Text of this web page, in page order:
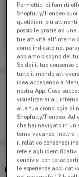
Ci dispiace, al
volantini
Porta
Puoi
salvarle
dal tuo
Concessionari
Permettici di fornirti
Shopfully/Tiendeo
quotidiani più attinenti
possibile grazie ad
tue attività all'interno
come indicato nel
abbiamo bisogno del
Se dai il tuo consenso
tutto il mondo
idea accedendo a
nostra App. Cosa
visualizzerai
alla tua cronologia di
Shopfully/Tiendeo. Ad
che hai navigato in un
tema vacanze. Inoltre,
il relativo consenso)
rete e agli identificativi
condivisi con terze
le esperienze